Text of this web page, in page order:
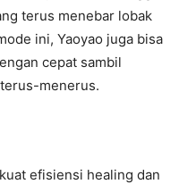
terus menebar lobak
ini, Yaoyao juga bisa
cepat sambil
menerus.
efisiensi healing dan